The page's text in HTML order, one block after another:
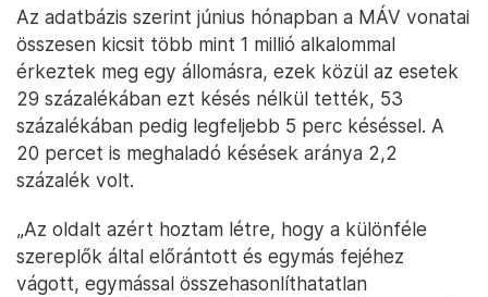
Az adatbázis szerint június hónapban a MÁV vonatai
összesen kicsit több mint 1 millió alkalommal
érkeztek meg egy állomásra, ezek közül az esetek
29 százalékában ezt késés nélkül tették, 53
százalékában pedig legfeljebb 5 perc késéssel. A
20 percet is meghaladó késések aránya 2,2
százalék volt.
„Az oldalt azért hoztam létre, hogy a különféle
szereplők által előrántott és egymás fejéhez
vágott, egymással összehasonlíthatatlan